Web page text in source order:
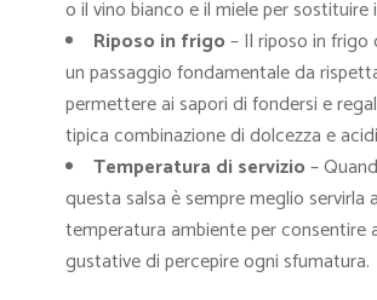
o il vino bianco e il miele per sostituire
Riposo in frigo– Il riposo in frigo
un passaggio fondamentale da
permettere ai sapori di fondersi e
tipica combinazione di dolcezza e
Temperatura di servizio–
questa salsa è sempre meglio servirla a
temperatura ambiente per consentire
gustative di percepire ogni sfumatura.